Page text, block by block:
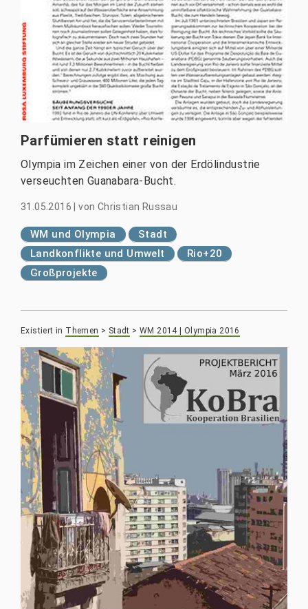
Parfümieren statt reinigen
Olympia im Zeichen einer von der Erdölindustrie
verseuchten Guanabara-Bucht.
31.05.2016 |von Christian Russau
WM und Olympia
Stadt
Landkonflikte und Umwelt
Rio+20
Großprojekte
Existiert in Themen > Stadt >WM 2014 | Olympia 2016